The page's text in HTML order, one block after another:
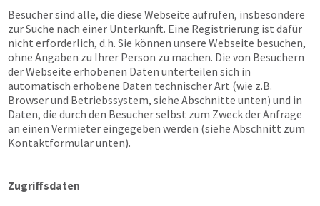
Besucher sind alle, die diese Webseite aufrufen, insbesondere
zur Suche nach einer Unterkunft. Eine Registrierung ist dafür
nicht erforderlich, d.h. Sie können unsere Webseite besuchen,
ohne Angaben zu Ihrer Person zu machen. Die von Besuchern
der Webseite erhobenen Daten unterteilen sich in
automatisch erhobene Daten technischer Art (wie z.B.
Browser und Betriebssystem, siehe Abschnitte unten) und in
Daten, die durch den Besucher selbst zum Zweck der Anfrage
an einen Vermieter eingegeben werden (siehe Abschnitt zum
Kontaktformular unten).
Zugriffsdaten